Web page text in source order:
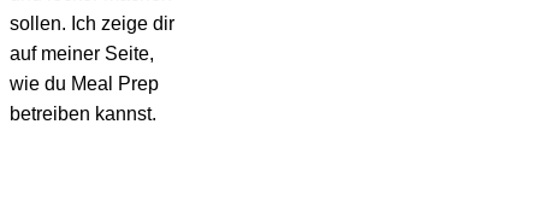
sollen. Ich zeige dir
auf meiner Seite,
wie du Meal Prep
betreiben kannst.